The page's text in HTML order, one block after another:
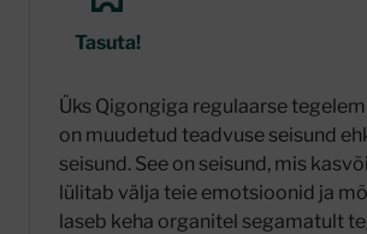
Tasuta!
Üks Qigongiga regulaarse
on muudetud teadvuse seisund
seisund. See on seisund, mis
lülitab välja teie emotsioonid ja
laseb keha organitel segamatult